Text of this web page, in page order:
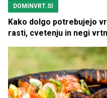
DOMINVRT.SI
Kako dolgo potrebujejo
rasti, cvetenju in negi